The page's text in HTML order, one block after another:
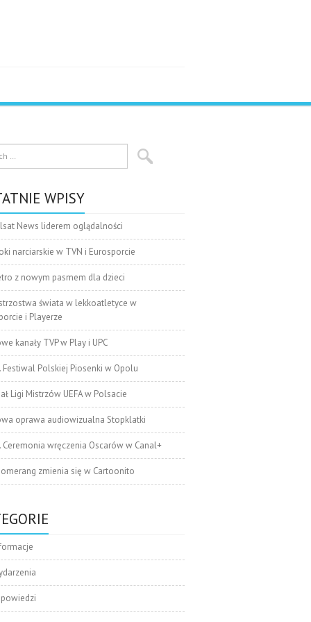
WPISY
News liderem oglądalności
narciarskie w TVN i Eurosporcie
z nowym pasmem dla dzieci
świata w lekkoatletyce w
i Playerze
kanały TVP w Play i UPC
Festiwal Polskiej Piosenki w Opolu
Ligi Mistrzów UEFA w Polsacie
oprawa audiowizualna Stopklatki
Ceremonia wręczenia Oscarów w Canal+
zmienia się w Cartoonito